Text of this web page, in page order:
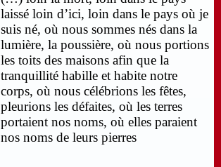
laissé loin d’ici, loin dans le pays où je
suis né, où nous sommes nés dans la
lumière, la poussière, où nous portions
les toits des maisons afin que la
tranquillité habille et habite notre
corps, où nous célébrions les fêtes,
pleurions les défaites, où les terres
portaient nos noms, où elles paraient
nos noms de leurs pierres